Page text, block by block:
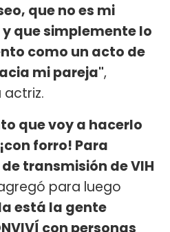
que no es mi
que simplemente lo
como un acto de
mi pareja",
que voy a hacerlo
forro! Para
transmisión de VIH
para luego
está la gente
con personas